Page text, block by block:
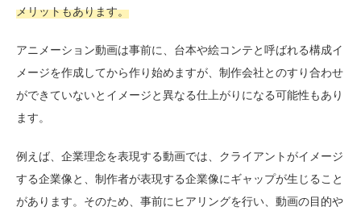
メリットもあります。
アニメーション動画は事前に、台本や絵コンテと呼ばれる構成イ
メージを作成してから作り始めますが、制作会社とのすり合わせ
ができていないとイメージと異なる仕上がりになる可能性もあり
ます。
例えば、企業理念を表現する動画では、クライアントがイメージ
する企業像と、制作者が表現する企業像にギャップが生じること
があります。そのため、事前にヒアリングを行い、動画の目的や